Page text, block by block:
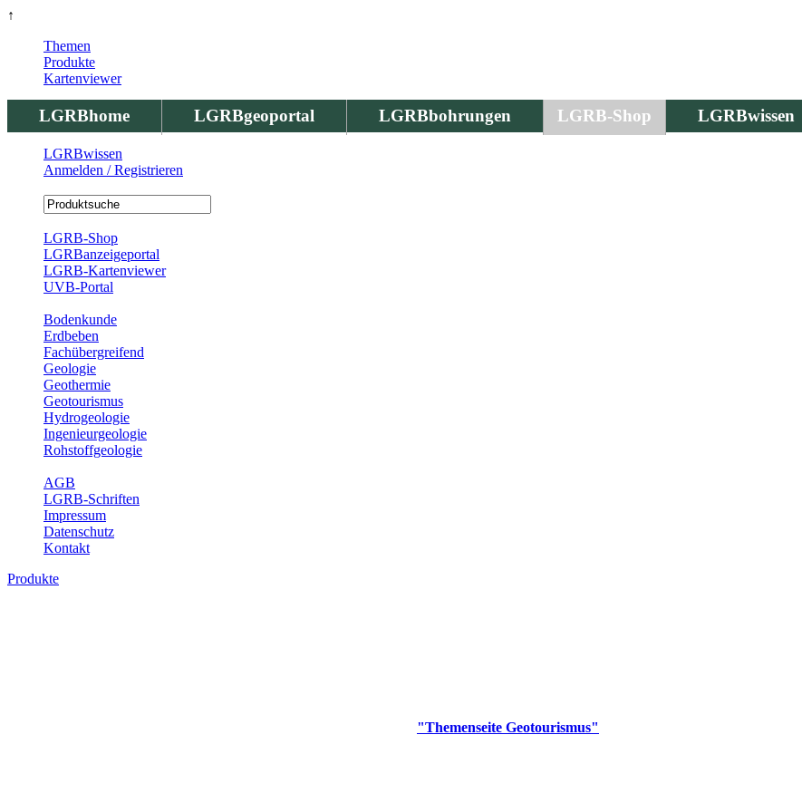
↑
LGRBhome LGRBgeoportal LGRBbohrungen LGRB-Shop LGRBwissen
Themen
Produkte
Kartenviewer
LGRBwissen
Anmelden / Registrieren
LGRB-Shop
LGRBanzeigeportal
LGRB-Kartenviewer
UVB-Portal
Bodenkunde
Erdbeben
Fachübergreifend
Geologie
Geothermie
Geotourismus
Hydrogeologie
Ingenieurgeologie
Rohstoffgeologie
AGB
LGRB-Schriften
Impressum
Datenschutz
Kontakt
Produkte
"Themenseite Geotourismus"